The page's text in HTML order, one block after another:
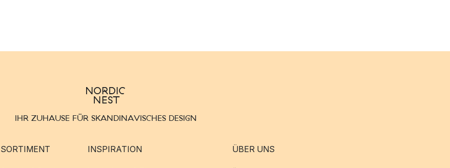
IHR ZUHAUSE FÜR SKANDINAVISCHES DESIGN
SORTIMENT INSPIRATION ÜBER UNS